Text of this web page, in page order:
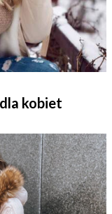
kobiet